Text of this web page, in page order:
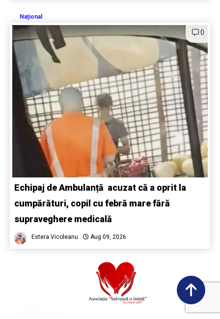
Naţional
0
Echipaj de Ambulanță acuzat că a oprit la
cumpărături, copil cu febră mare fără
supraveghere medicală
Estera Vicoleanu Aug 09, 2026